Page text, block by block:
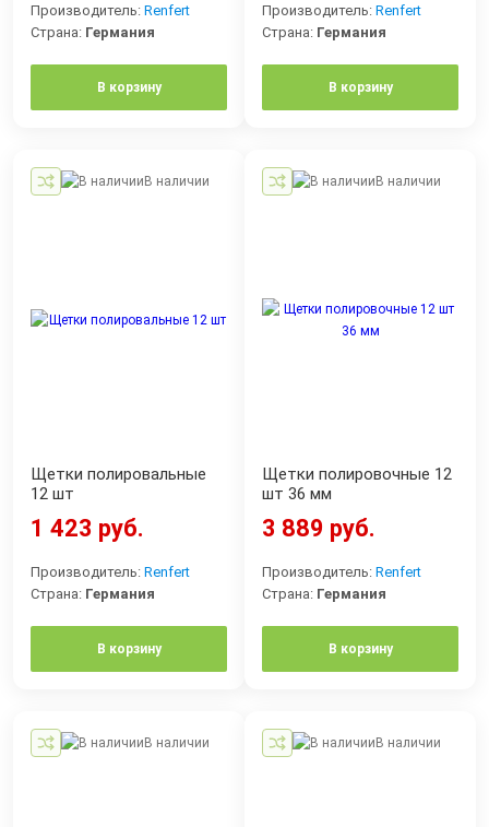
Производитель: Renfert
Страна: Германия
В корзину
Производитель: Renfert
Страна: Германия
В корзину
В наличии
Щетки полировальные
12 шт
1 423 руб.
Производитель: Renfert
Страна: Германия
В корзину
В наличии
Щетки полировочные 12
шт 36 мм
3 889 руб.
Производитель: Renfert
Страна: Германия
В корзину
В наличии В наличии